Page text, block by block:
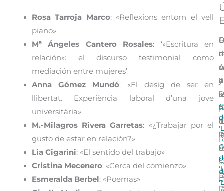
Rosa Tarroja Marco: «Reflexions entorn el vell
piano»
Mª Ángeles Cantero Rosales: ‘»Escritura en
relación»: el discurso testimonial como
mediación entre mujeres’
Anna Gómez Mundó: «El desig de ser en
llibertat. Experiència laboral d’una jove
universitària»
M.-Milagros Rivera Garretas: «¿Trabajar por el
gusto de estar en relación?»
Lia Cigarini: «El sentido del trabajo»
Cristina Mecenero: «Cerca del comienzo»
Esmeralda Berbel: «Poemas»
a
y
–